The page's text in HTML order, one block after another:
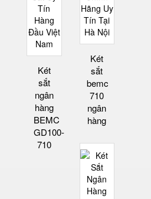
Két
sắt
ngân
hàng
BEMC
GD100-
710
Két
sắt
bemc
710
ngân
hàng